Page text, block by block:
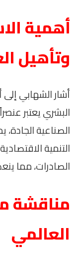
أهمية
وتأهيل
أشار الشهابي إلى
البشري يعتبر
الصناعية
التنمية
الصادرات، مما
مناقشة
العالمي